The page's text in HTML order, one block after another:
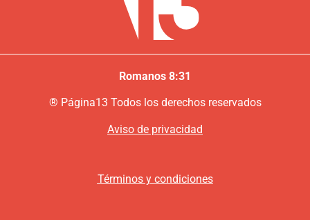
Romanos 8:31
® Página13 Todos los derechos reservados
Aviso de privacidad
Términos y condiciones